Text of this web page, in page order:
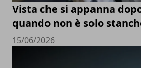
Vista che si appanna
quando non è solo
15/06/2026